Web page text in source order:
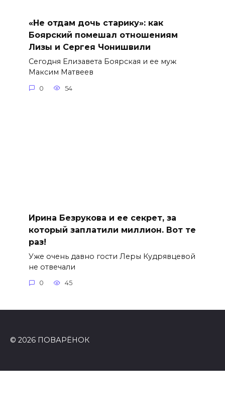
«Не отдам дочь старику»: как
Боярский помешал отношениям
Лизы и Сергея Чонишвили
Сегодня Елизавета Боярская и ее муж
Максим Матвеев
0 54
Ирина Безрукова и ее секрет, за
который заплатили миллион. Вот те
раз!
Уже очень давно гости Леры Кудрявцевой
не отвечали
0 45
© 2026 ПОВАРЁНОК